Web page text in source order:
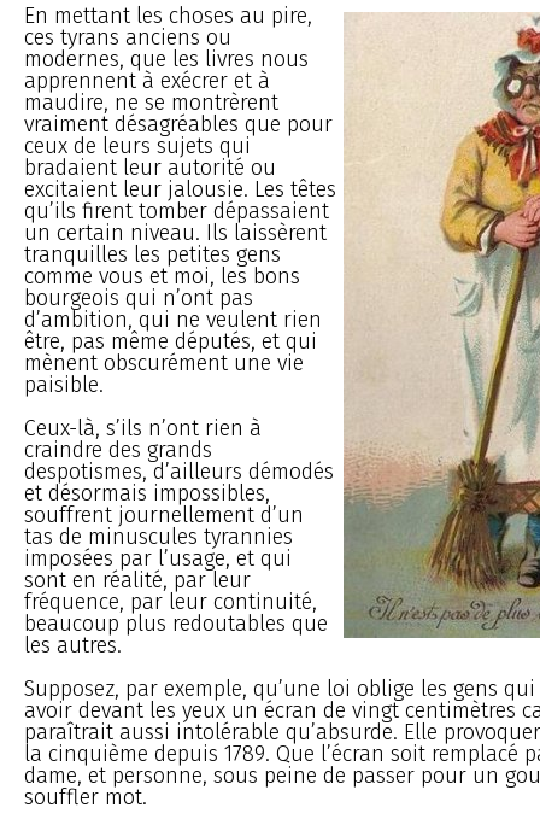
En mettant les choses au pire,
ces tyrans anciens ou
modernes, que les livres nous
apprennent à exécrer et à
maudire, ne se montrèrent
vraiment désagréables que pour
ceux de leurs sujets qui
bradaient leur autorité ou
excitaient leur jalousie. Les têtes
qu’ils firent tomber dépassaient
un certain niveau. Ils laissèrent
tranquilles les petites gens
comme vous et moi, les bons
bourgeois qui n’ont pas
d’ambition, qui ne veulent rien
être, pas même députés, et qui
mènent obscurément une vie
paisible.
Ceux-là, s’ils n’ont rien à
craindre des grands
despotismes, d’ailleurs démodés
et désormais impossibles,
souffrent journellement d’un
tas de minuscules tyrannies
imposées par l’usage, et qui
sont en réalité, par leur
fréquence, par leur continuité,
beaucoup plus redoutables que
les autres.
Supposez, par exemple, qu’une loi oblige les gens
avoir devant les yeux un écran de vingt centimètres
paraîtrait aussi intolérable qu’absurde. Elle
la cinquième depuis 1789. Que l’écran soit remplacé
dame, et personne, sous peine de passer pour un
souffler mot.